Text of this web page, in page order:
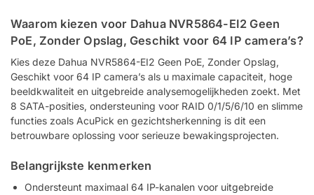
Waarom kiezen voor Dahua NVR5864-EI2 Geen
PoE, Zonder Opslag, Geschikt voor 64 IP camera’s?
Kies deze Dahua NVR5864-EI2 Geen PoE, Zonder Opslag,
Geschikt voor 64 IP camera’s als u maximale capaciteit, hoge
beeldkwaliteit en uitgebreide analysemogelijkheden zoekt. Met
8 SATA-posities, ondersteuning voor RAID 0/1/5/6/10 en slimme
functies zoals AcuPick en gezichtsherkenning is dit een
betrouwbare oplossing voor serieuze bewakingsprojecten.
Belangrijkste kenmerken
Ondersteunt maximaal 64 IP-kanalen voor uitgebreide